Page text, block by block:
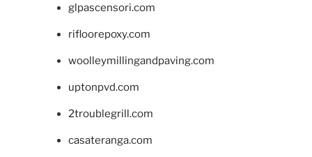
glpascensori.com
rifloorepoxy.com
woolleymillingandpaving.com
uptonpvd.com
2troublegrill.com
casateranga.com